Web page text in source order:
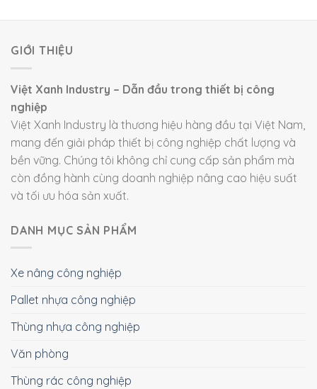
GIỚI THIỆU
Việt Xanh Industry – Dẫn đầu trong thiết bị công
nghiệp
Việt Xanh Industry là thương hiệu hàng đầu tại Việt Nam,
mang đến giải pháp thiết bị công nghiệp chất lượng và
bền vững. Chúng tôi không chỉ cung cấp sản phẩm mà
còn đồng hành cùng doanh nghiệp nâng cao hiệu suất
và tối ưu hóa sản xuất.
DANH MỤC SẢN PHẨM
Xe nâng công nghiệp
Pallet nhựa công nghiệp
Thùng nhựa công nghiệp
Văn phòng
Thùng rác công nghiệp